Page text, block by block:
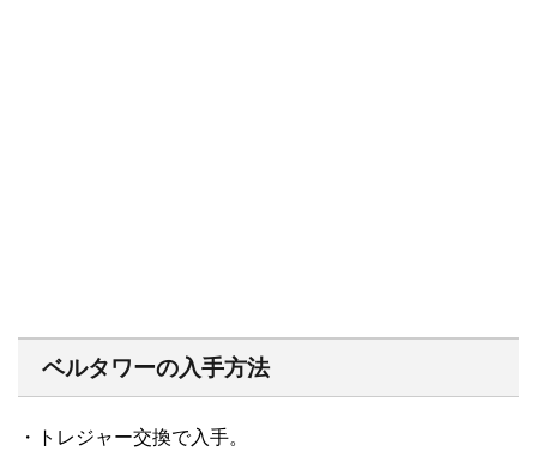
ベルタワーの入手方法
・トレジャー交換で入手。